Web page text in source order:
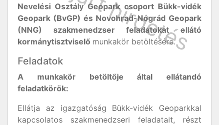
Nevelési Osztály Geopark csoport Bükk-vidék
Geopark (BvGP) és Novohrad-Nógrád Geopark
(NNG) szakmenedzser feladatokat ellátó
kormánytisztviselő munkakör betöltésére.
Feladatok
A munkakör betöltője által ellátandó
feladatkörök:
Ellátja az igazgatóság Bükk-vidék Geoparkkal
kapcsolatos szakmenedzseri feladatait, részt